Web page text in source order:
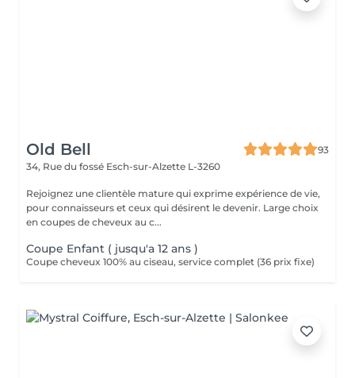
Old Bell
93
34, Rue du fossé Esch-sur-Alzette L-3260
Rejoignez une clientèle mature qui exprime expérience de vie,
pour connaisseurs et ceux qui désirent le devenir. Large choix
en coupes de cheveux au c...
Coupe Enfant ( jusqu'a 12 ans )
Coupe cheveux 100% au ciseau, service complet (36 prix fixe)